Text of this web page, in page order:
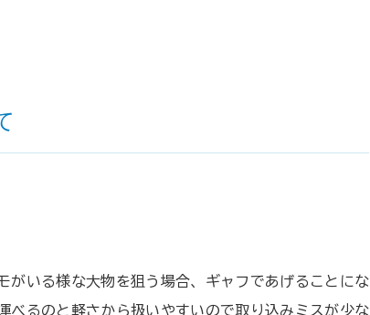
がいる様な大物を狙う場合、ギャフであげることにな
べるのと軽さから扱いやすいので取り込みミスが少な